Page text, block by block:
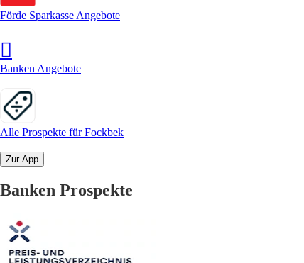
Förde Sparkasse Angebote
Banken Angebote
Alle Prospekte für Fockbek
Zur App
Banken Prospekte